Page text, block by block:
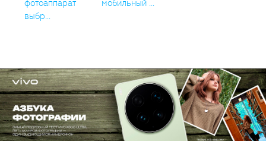
фотоаппарат
выбр...
мобильный ...